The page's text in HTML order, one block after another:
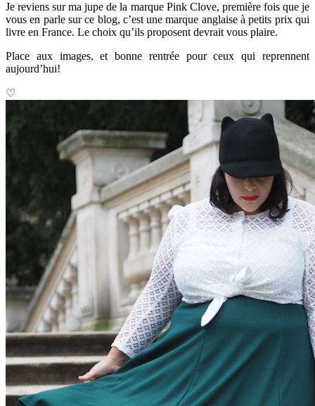
Je reviens sur ma jupe de la marque Pink Clove, première fois que je
vous en parle sur ce blog, c’est une marque anglaise à petits prix qui
livre en France. Le choix qu’ils proposent devrait vous plaire.
Place aux images, et bonne rentrée pour ceux qui reprennent
aujourd’hui!
♡